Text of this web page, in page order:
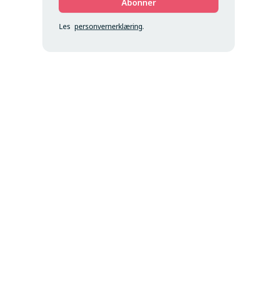
Lespersonvernerklæring.